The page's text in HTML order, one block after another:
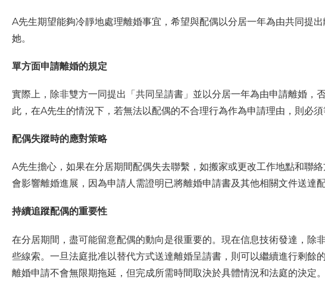
A先生期望能夠冷靜地處理離婚事宜，希望與配偶以分居一年為由共同提
她。
單方面申請離婚的規定
實際上，除非雙方一同提出「共同呈請書」並以分居一年為由申請離婚
此，在A先生的情況下，若無法以配偶的不合理行為作為申請理由，則必
配偶失蹤時的應對策略
A先生擔心，如果在分居期間配偶失去聯繫，如搬家或更改工作地點和聯
會影響離婚進展，因為申請人需證明已將離婚申請書及其他相關文件送達
持續追蹤配偶的重要性
在分居期間，盡可能留意配偶的動向是很重要的。現在信息技術發達，
些線索。一旦法庭批准以替代方式送達離婚呈請書，則可以繼續進行剩餘
離婚申請不會無限期拖延，但完成所需時間取決於具體情況和法庭的決定。